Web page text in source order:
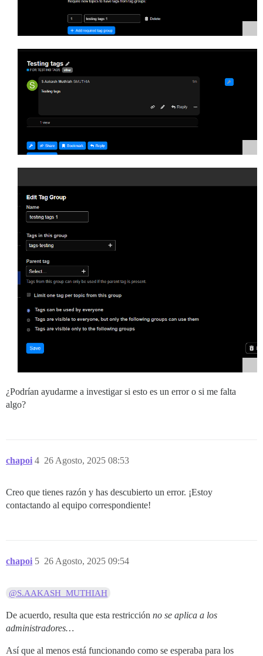
¿Podrían ayudarme a investigar si esto es un error o si me falta
algo?
chapoi 26 Agosto, 2025 08:53
4
Creo que tienes razón y has descubierto un error. ¡Estoy
contactando al equipo correspondiente!
chapoi 26 Agosto, 2025 09:54
5
@S.AAKASH_MUTHIAH
De acuerdo, resulta que esta restricción no se aplica a los
administradores…
Así que al menos está funcionando como se esperaba para los